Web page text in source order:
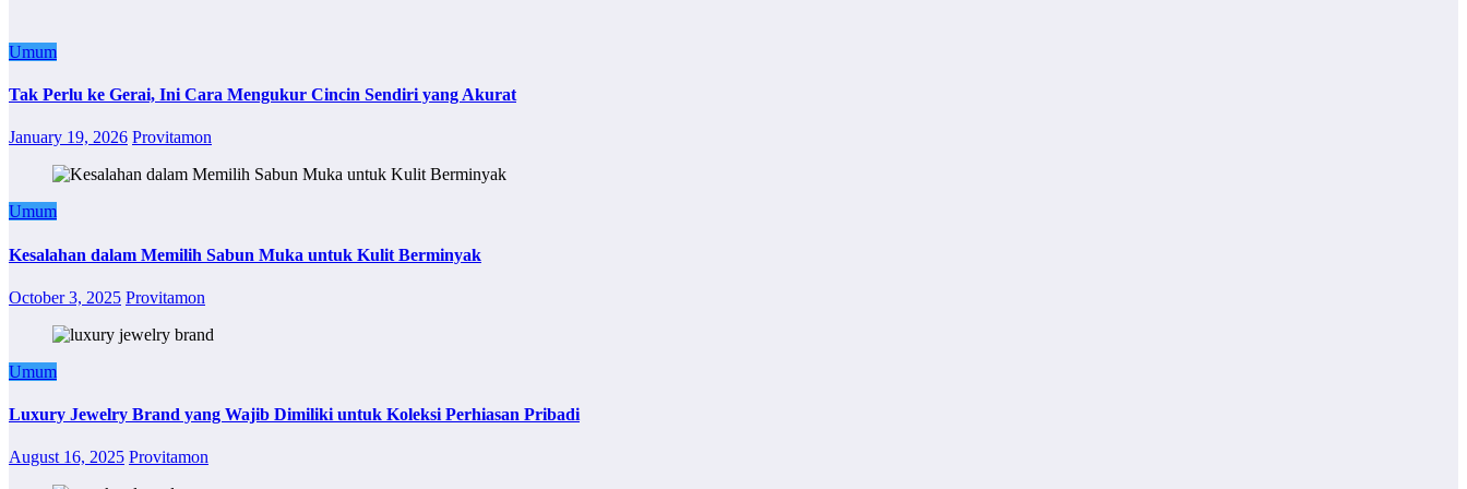
Umum
Tak Perlu ke Gerai, Ini Cara Mengukur Cincin Sendiri yang Akurat
January 19, 2026 Provitamon
Umum
Kesalahan dalam Memilih Sabun Muka untuk Kulit Berminyak
October 3, 2025 Provitamon
Umum
Luxury Jewelry Brand yang Wajib Dimiliki untuk Koleksi Perhiasan Pribadi
August 16, 2025 Provitamon